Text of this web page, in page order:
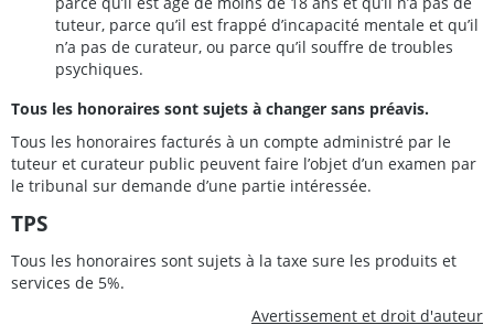
tuteur, parce qu’il est frappé d’incapacité mentale et qu’il
n’a pas de curateur, ou parce qu’il souffre de troubles
psychiques.
Tous les honoraires sont sujets à changer sans préavis.
Tous les honoraires facturés à un compte administré par le
tuteur et curateur public peuvent faire l’objet d’un examen par
le tribunal sur demande d’une partie intéressée.
TPS
Tous les honoraires sont sujets à la taxe sure les produits et
services de 5%.
Avertissement et droit d'auteur